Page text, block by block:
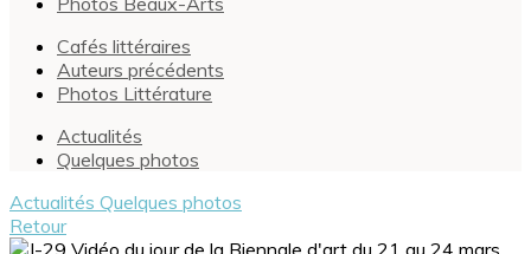
Cafés littéraires
Auteurs précédents
Photos Littérature
Actualités
Quelques photos
Actualités Quelques photos
Retour